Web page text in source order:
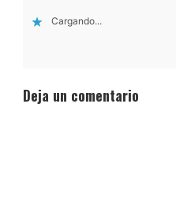
Cargando...
Deja un comentario